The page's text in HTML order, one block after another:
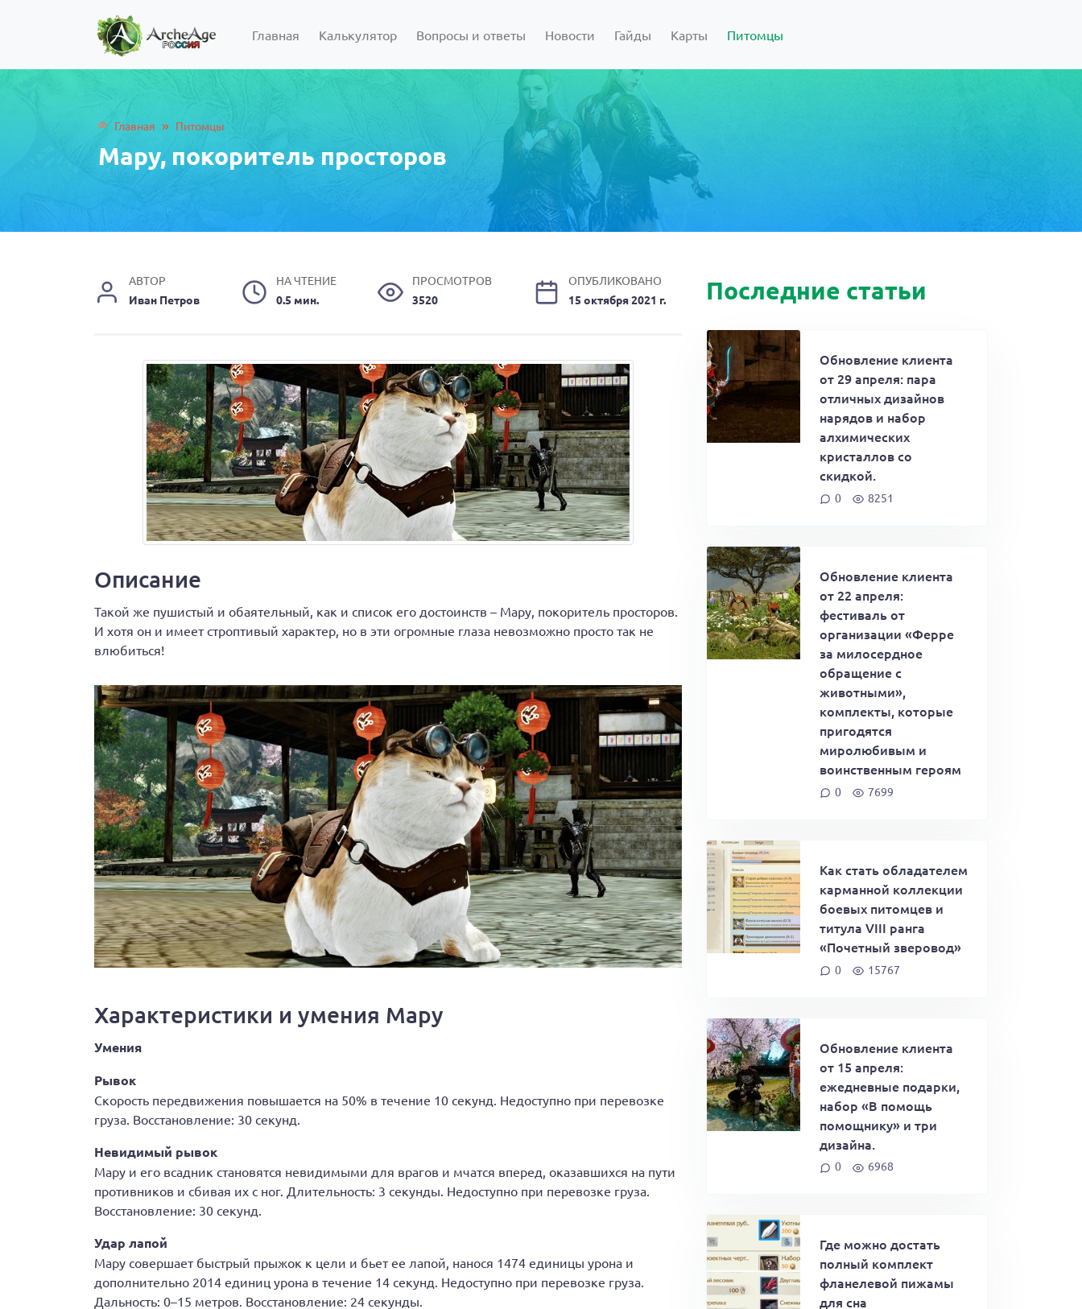
Главная Калькулятор Вопросы и ответы Новости Гайды Карты Питомцы
Главная » Питомцы
Мару, покоритель просторов
АВТОР
Иван Петров
НА ЧТЕНИЕ
0.5 мин.
ПРОСМОТРОВ
3520
ОПУБЛИКОВАНО
15 октября 2021 г.
Описание
Такой же пушистый и обаятельный, как и список его достоинств – Мару, покоритель просторов.
И хотя он и имеет строптивый характер, но в эти огромные глаза невозможно просто так не
влюбиться!
Характеристики и умения Мару
Умения
Рывок
Скорость передвижения повышается на 50% в течение 10 секунд. Недоступно при перевозке
груза. Восстановление: 30 секунд.
Невидимый рывок
Мару и его всадник становятся невидимыми для врагов и мчатся вперед, оказавшихся на пути
противников и сбивая их с ног. Длительность: 3 секунды. Недоступно при перевозке груза.
Восстановление: 30 секунд.
Удар лапой
Мару совершает быстрый прыжок к цели и бьет ее лапой, нанося 1474 единицы урона и
дополнительно 2014 единиц урона в течение 14 секунд. Недоступно при перевозке груза.
Дальность: 0–15 метров. Восстановление: 24 секунды.
Последние статьи
Обновление клиента
от 29 апреля: пара
отличных дизайнов
нарядов и набор
алхимических
кристаллов со
скидкой.
0 8251
Обновление клиента
от 22 апреля:
фестиваль от
организации «Ферре
за милосердное
обращение с
животными»,
комплекты, которые
пригодятся
миролюбивым и
воинственным героям
0 7699
Как стать обладателем
карманной коллекции
боевых питомцев и
титула VIII ранга
«Почетный зверовод»
0 15767
Обновление клиента
от 15 апреля:
ежедневные подарки,
набор «В помощь
помощнику» и три
дизайна.
0 6968
Где можно достать
полный комплект
фланелевой пижамы
для сна